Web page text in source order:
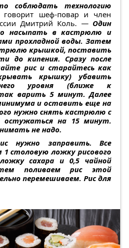
соблюдать технологию
шеф-повар и член
Дмитрий Коль. — Один
насыпать в кастрюлю и
прохладной воды. Затем
крышкой, поставить
до кипения. Сразу после
рис и старайтесь как
крышку) убавить
уровня (ближе к
варить 5 минут. Далее
и оставить еще на
нужно снять кастрюлю с
остужаться на 15 минут.
не надо.
нужно заправить. Все
столовую ложку рисового
сахара и 0,5 чайной
поливаем рис этой
перемешиваем. Рис для